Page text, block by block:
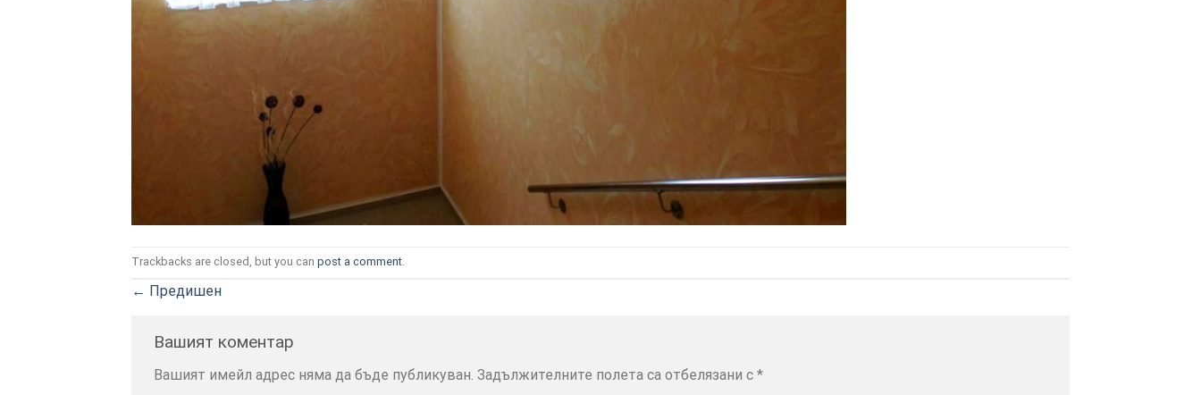
Trackbacks are closed, but you can post a comment
← Предишен
Вашият коментар
Вашият имейл адрес няма да бъде публикуван. Задължителните полета са отбелязани с *